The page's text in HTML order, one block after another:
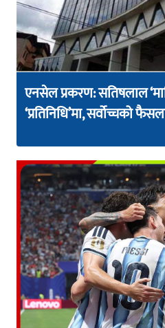
एनसेल प्रकरण: सतिषलाल
‘प्रतिनिधि’मा, सर्वोच्चको